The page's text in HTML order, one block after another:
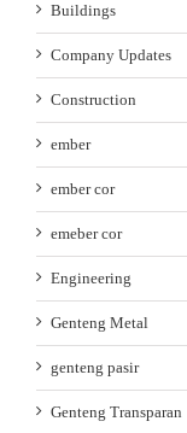
Buildings
Company Updates
Construction
ember
ember cor
emeber cor
Engineering
Genteng Metal
genteng pasir
Genteng Transparan